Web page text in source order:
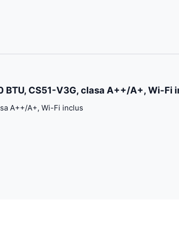
CS51-V3G, clasa A++/A+, Wi-Fi
A++/A+, Wi-Fi inclus